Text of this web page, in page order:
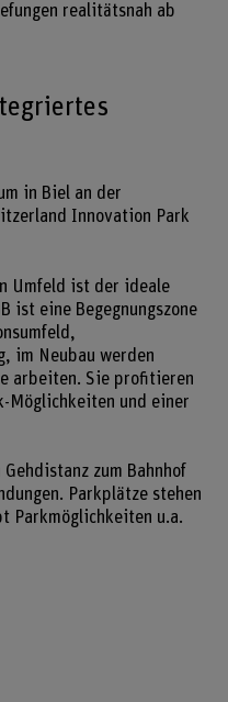
realitätsnah ab
in Biel an der
Innovation Park
Umfeld ist der ideale
ist eine Begegnungszone
im Neubau werden
arbeiten. Sie profitieren
Möglichkeiten und einer
zum Bahnhof
Parkplätze stehen
Parkmöglichkeiten u.a.